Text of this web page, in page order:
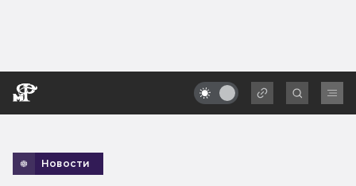
Новости